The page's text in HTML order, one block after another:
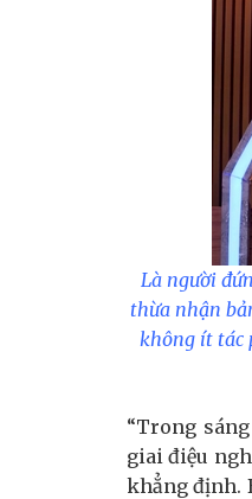
Là người
thừa nhận
không ít tác
“Trong
giai điệu
khẳng định.